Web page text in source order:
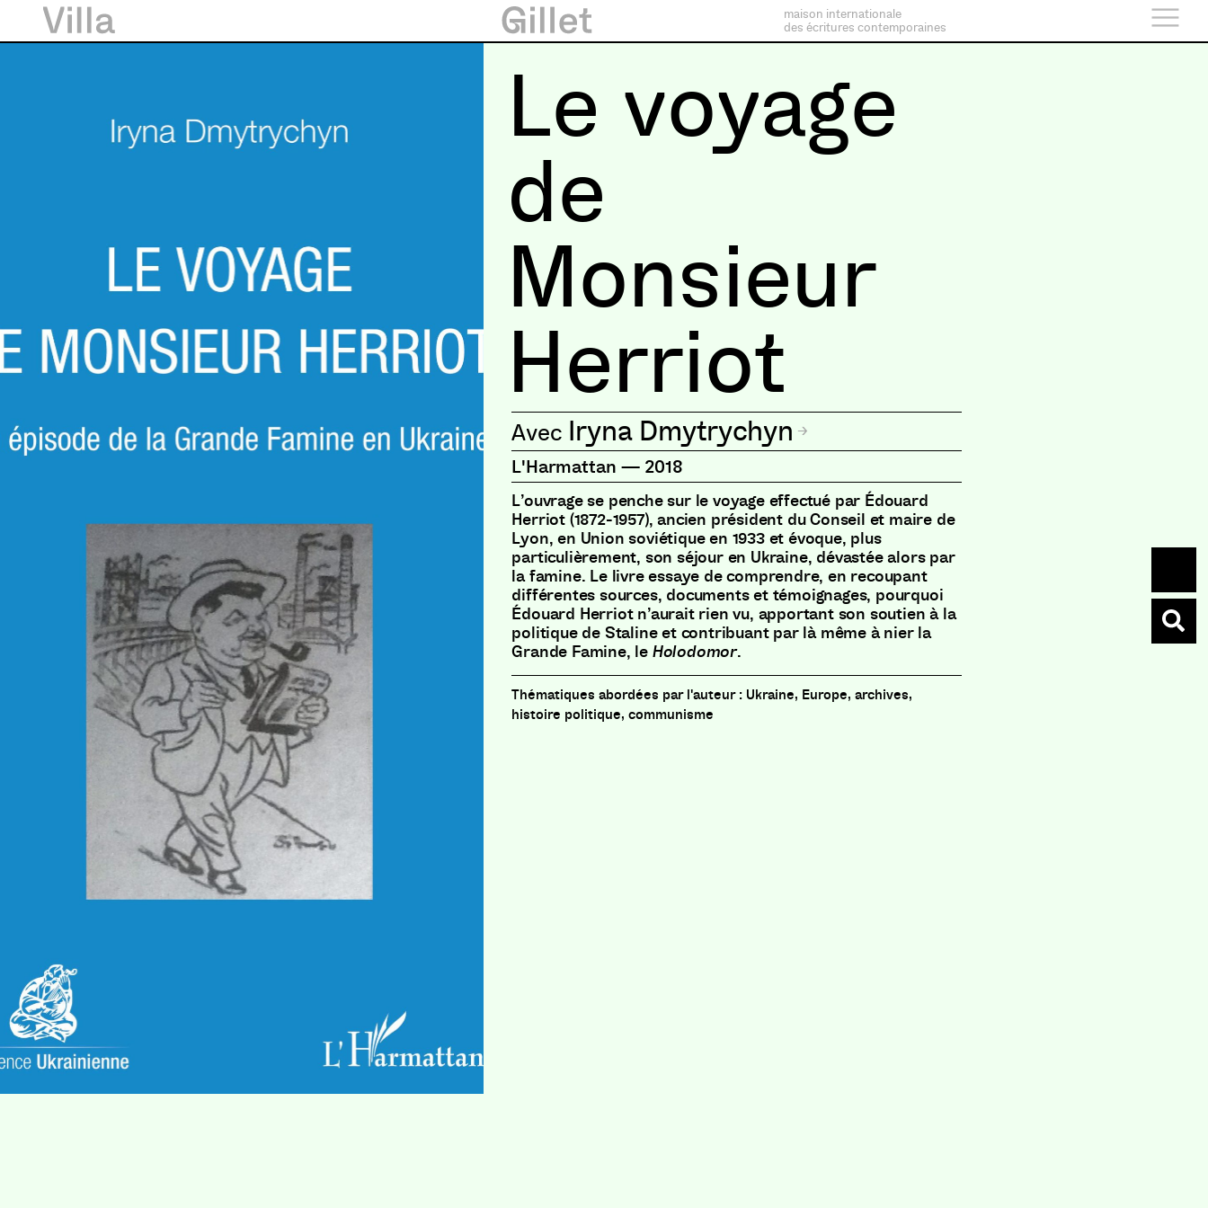
maison internationale
des écritures contemporaines
Le voyage
de
Monsieur
Herriot
Iryna Dmytrychyn
L'Harmattan — 2018
L’ouvrage se penche sur le voyage effectué par Édouard
Herriot (1872-1957), ancien président du Conseil et maire de
Lyon, en Union soviétique en 1933 et évoque, plus
particulièrement, son séjour en Ukraine, dévastée alors par
la famine. Le livre essaye de comprendre, en recoupant
différentes sources, documents et témoignages, pourquoi
Édouard Herriot n’aurait rien vu, apportant son soutien à la
politique de Staline et contribuant par là même à nier la
Grande Famine, le Holodomor.
Ukraine, Europe, archives,
histoire politique, communisme